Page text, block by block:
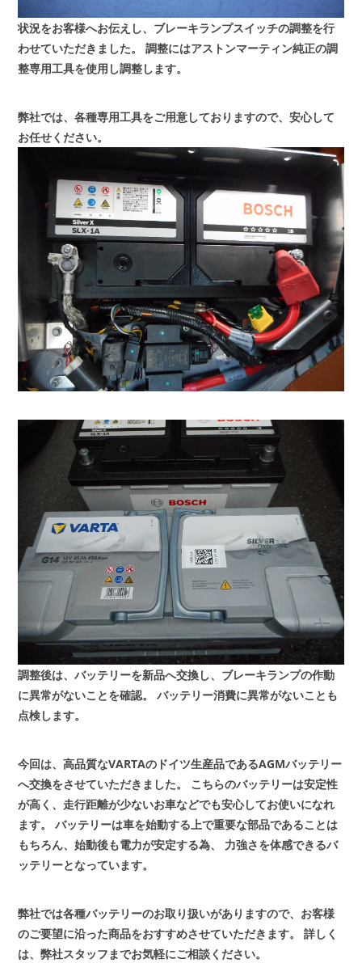
状況をお客様へお伝えし、ブレーキランプスイッチの調整を行
わせていただきました。
調整にはアストンマーティン純正の調
整専用工具を使用し調整します。
弊社では、各種専用工具をご用意しておりますので、安心して
お任せください。
調整後は、バッテリーを新品へ交換し、ブレーキランプの作動
に異常がないことを確認。
バッテリー消費に異常がないことも
点検します。
今回は、高品質なVARTAのドイツ生産品であるAGMバッテリー
へ交換をさせていただきました。
こちらのバッテリーは安定性
が高く、走行距離が少ないお車などでも安心してお使いになれ
ます。
バッテリーは車を始動する上で重要な部品であることは
もちろん、始動後も電力が安定する為、
力強さを体感できるバ
ッテリーとなっています。
弊社では各種バッテリーのお取り扱いがありますので、お客様
のご要望に沿った商品をおすすめさせていただきます。
詳しく
は、弊社スタッフまでお気軽にご相談ください。